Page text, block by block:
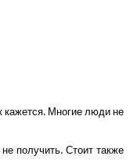
кажется. Многие люди не
получить. Стоит также